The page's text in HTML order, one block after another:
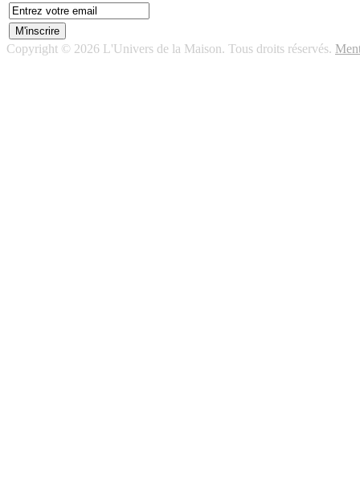
Copyright © 2026 L'Univers de la Maison. Tous droits réservés.